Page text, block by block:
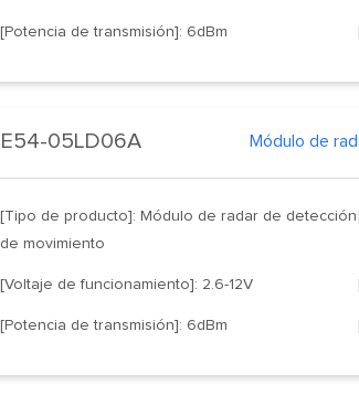
[Potencia de transmisión]: 6dBm
E54-05LD06A
[Tipo de producto]: Módulo de radar de detección
de movimiento
[Voltaje de funcionamiento]: 2.6-12V
[Potencia de transmisión]: 6dBm